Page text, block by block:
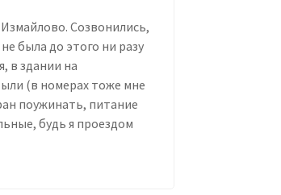
Созвонились,
была до этого ни разу
в здании на
(в номерах тоже мне
поужинать, питание
будь я проездом